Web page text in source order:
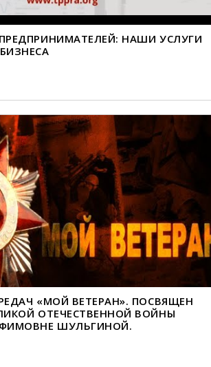
НАШИ УСЛУГИ
«МОЙ ВЕТЕРАН». ПОСВЯЩЕН
ОТЕЧЕСТВЕННОЙ ВОЙНЫ
ШУЛЬГИНОЙ.